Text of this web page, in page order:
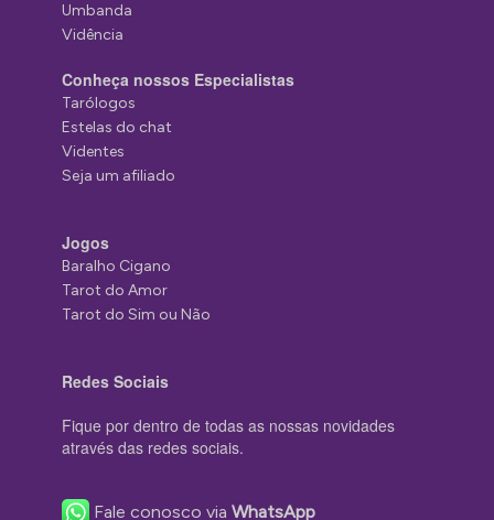
Umbanda
Vidência
Conheça nossos Especialistas
Tarólogos
Estelas do chat
Videntes
Seja um afiliado
Jogos
Baralho Cigano
Tarot do Amor
Tarot do Sim ou Não
Redes Sociais
Fique por dentro de todas as nossas novidades
através das redes sociais.
Fale conosco viaWhatsApp